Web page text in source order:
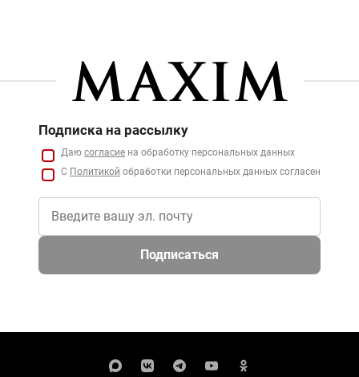
Подписка на рассылку
Даю согласие на обработку персональных данных
С Политикой обработки персональных данных согласен
Подписаться